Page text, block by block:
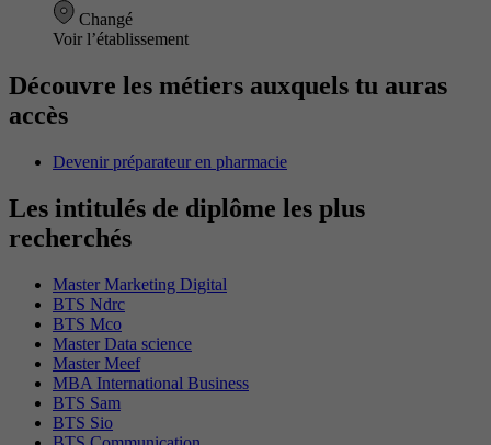
Changé
Voir l’établissement
Découvre les métiers auxquels tu auras
accès
Devenir préparateur en pharmacie
Les intitulés de diplôme les plus
recherchés
Master Marketing Digital
BTS Ndrc
BTS Mco
Master Data science
Master Meef
MBA International Business
BTS Sam
BTS Sio